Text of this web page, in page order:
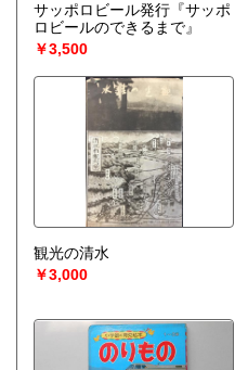
サッポロビール発行『サッポ
ロビールのできるまで』
￥3,500
観光の清水
￥3,000